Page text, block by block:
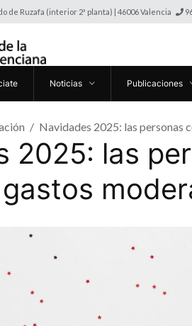
de Ruzafa (interior 2ª planta) | 46006 Valencia
Noticias Publicaciones
Navidades 2025: las personas
2025: las